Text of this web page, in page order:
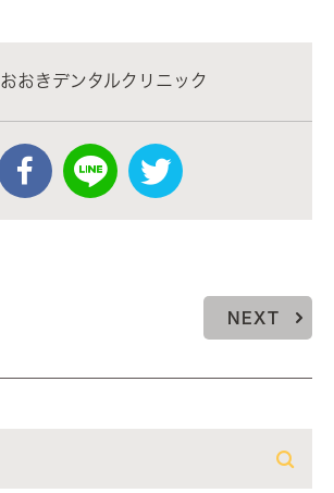
おおきデンタルクリニック
NEXT